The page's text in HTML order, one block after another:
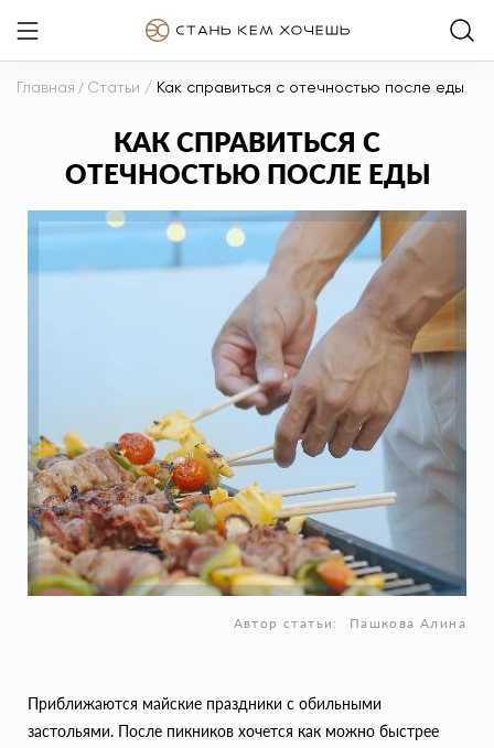
Главная / Статьи / Как справиться с отечностью после еды
КАК СПРАВИТЬСЯ С
ОТЕЧНОСТЬЮ ПОСЛЕ ЕДЫ
Автор статьи: Пашкова Алина
Приближаются майские праздники с обильными
застольями. После пикников хочется как можно быстрее